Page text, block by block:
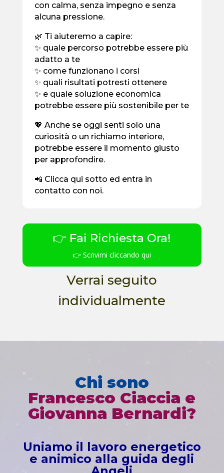
con calma, senza impegno e senza
alcuna pressione.
🌿 Ti aiuteremo a capire:
✨ quale percorso potrebbe essere più
adatto a te
✨ come funzionano i corsi
✨ quali risultati potresti ottenere
✨ e quale soluzione economica
potrebbe essere più sostenibile per te
💖 Anche se oggi senti solo una
curiosità o un richiamo interiore,
potrebbe essere il momento giusto
per approfondire.
📲 Clicca qui sotto ed entra in
contatto con noi.
👉 Fai Richiesta Ora!
👉 Scrivimi cliccando qui
Verrai seguito
individualmente
Chi sono
Francesco Ciaccia e
Giovanna Bernardi?
Uniamo il lavoro energetico
e animico alla guida degli